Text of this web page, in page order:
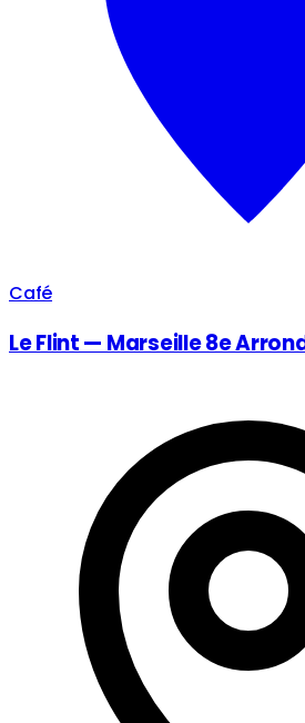
Café
Le Flint — Marseille 8e